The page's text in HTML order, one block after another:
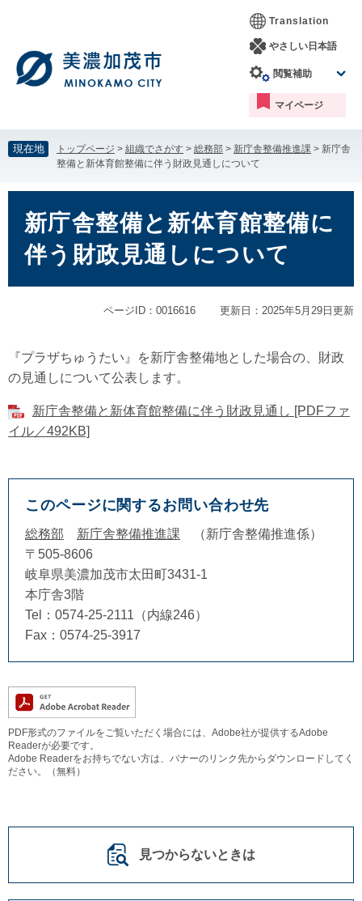
す。
し
て
本
へ
Translation
やさしい日本語
閲覧補助
マイページ
現在地 トップページ > 組織でさがす > 総務部 > 新庁舎整備推進課 > 新庁舎
整備と新体育館整備に伴う財政見通しについて
新庁舎整備と新体育館整備に
伴う財政見通しについて
ページID：0016616 更新日：2025年5月29日更新
『プラザちゅうたい』を新庁舎整備地とした場合の、財政
の見通しについて公表します。
新庁舎整備と新体育館整備に伴う財政見通し [PDFファ
イル／492KB]
このページに関するお問い合わせ先
総務部 新庁舎整備推進課
新庁舎整備推進係
〒505-8606
岐阜県美濃加茂市太田町3431-1
本庁舎3階
Tel：0574-25-2111（内線246）
Fax：0574-25-3917
PDF形式のファイルをご覧いただく場合には、Adobe社が提供するAdobe
Readerが必要です。
Adobe Readerをお持ちでない方は、バナーのリンク先からダウンロードしてく
ださい。（無料）
見つからないときは